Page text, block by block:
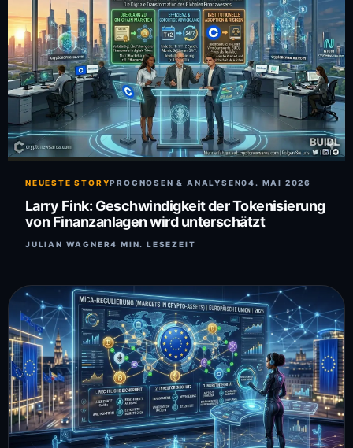
NEUESTE STORYPROGNOSEN & ANALYSEN04. MAI 2026
Larry Fink: Geschwindigkeit der Tokenisierung
von Finanzanlagen wird unterschätzt
JULIAN WAGNER4 MIN. LESEZEIT